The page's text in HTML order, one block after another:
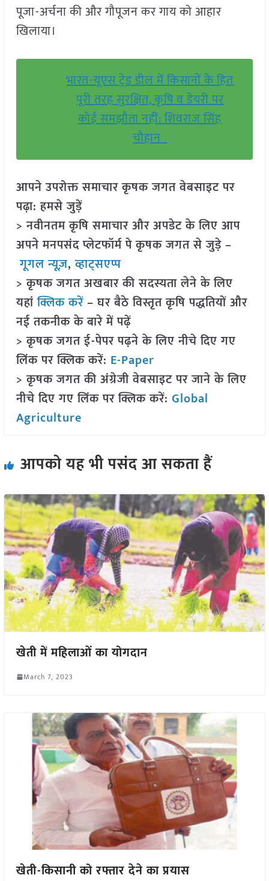
पूजा-अर्चना की और गौपूजन कर गाय को आहार
खिलाया।
भारत-यूएस ट्रेड डील में किसानों के हित
पूरी तरह सुरक्षित, कृषि व डेयरी पर
कोई समझौता नहीं: शिवराज सिंह
चौहान
आपने उपरोक्त समाचार कृषक जगत वेबसाइट पर
पढ़ा: हमसे जुड़ें
> नवीनतम कृषि समाचार और अपडेट के लिए आप
अपने मनपसंद प्लेटफॉर्म पे कृषक जगत से जुड़े –
गूगल न्यूज़,व्हाट्सएप्प
> कृषक जगत अखबार की सदस्यता लेने के लिए
यहांक्लिक करें– घर बैठे विस्तृत कृषि पद्धतियों और
नई तकनीक के बारे में पढ़ें
> कृषक जगत ई-पेपर पढ़ने के लिए नीचे दिए गए
लिंक पर क्लिक करें: E-Paper
> कृषक जगत की अंग्रेजी वेबसाइट पर जाने के लिए
नीचे दिए गए लिंक पर क्लिक करें: Global
Agriculture
आपको यह भी पसंद आ सकता हैं
खेती में महिलाओं का योगदान
March 7, 2023
खेती-किसानी को रफ्तार देने का प्रयास